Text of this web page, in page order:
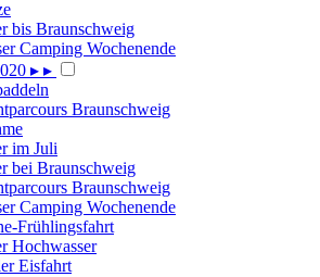
bis Braunschweig
Camping Wochenende
▸ ▸
Braunschweig
im Juli
bei Braunschweig
Braunschweig
Camping Wochenende
Frühlingsfahrt
Hochwasser
Eisfahrt